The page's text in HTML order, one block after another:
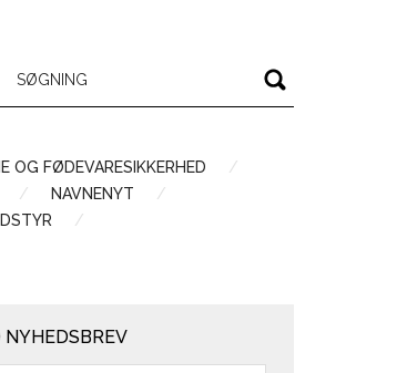
OG FØDEVARESIKKERHED
NAVNENYT